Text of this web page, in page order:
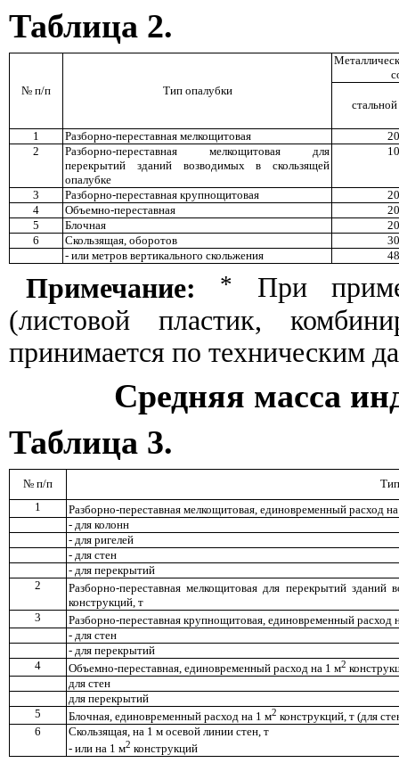
Таблица 2.
№ п/п Тип опалубки
1 Разборно-переставная мелкощитовая
2
Разборно-переставная мелкощитовая для
перекрытий зданий возводимых в скользящей
опалубке
3 Разборно-переставная крупнощитовая
4
Объемно-переставная
5
Блочная
6
Скользящая, оборотов
- или метров вертикального скольжения
Примечание: *
При
(листовой пластик,
принимается по техническим
Средняя масса
Таблица 3.
№ п/п
1
Разборно-переставная мелкощитовая, единовременный расход
- для колонн
- для ригелей
- для стен
- для перекрытий
2
Разборно-переставная мелкощитовая для перекрытий
конструкций, т
3
Разборно-переставная крупнощитовая, единовременный расход
- для стен
- для перекрытий
4
Объемно-переставная, единовременный расход на 1 м2
для стен
для перекрытий
5
Блочная, единовременный расход на 1 м2 конструкций, т (для
6
Скользящая, на 1 м осевой линии стен, т
- или на 1 м2 конструкций